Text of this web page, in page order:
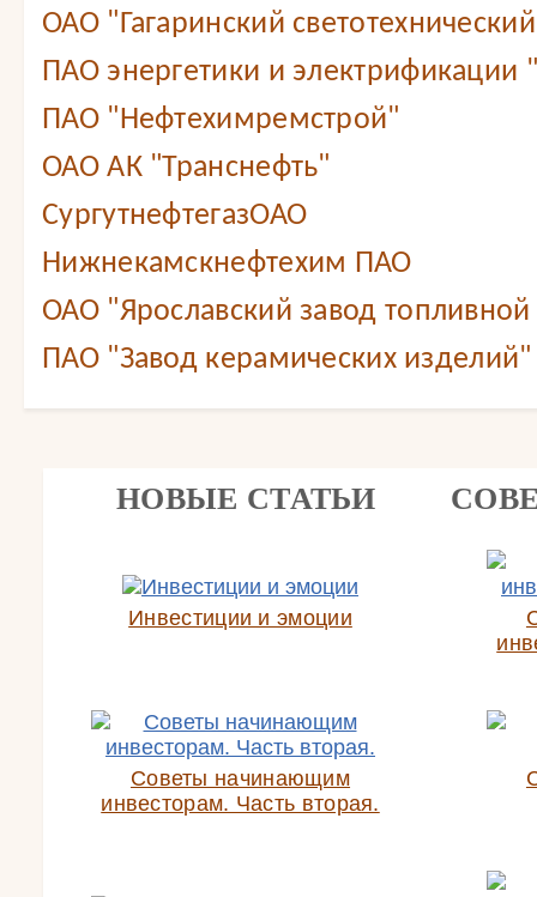
ОАО "Гагаринский
ПАО энергетики и электрификации
ПАО "Нефтехимремстрой"
ОАО АК "Транснефть"
СургутнефтегазОАО
Нижнекамскнефтехим ПАО
ОАО "Ярославский завод
ПАО "Завод керамических изделий"
НОВЫЕ СТАТЬИ
Инвестиции и эмоции
Советы начинающим
инвесторам. Часть вторая.